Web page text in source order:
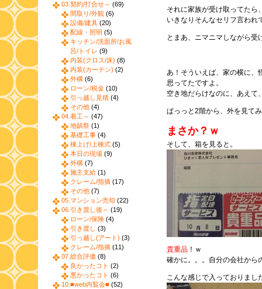
それに家族が受け取ってたら
いきなりそんなセリフ言われ
とまあ、ニマニマしながら受
あ！そういえば、家の横に、
思ってたですよ。
空き地だらけなのに、あえて
ぱっっと2階から、外を見て
まさか？ｗ
そして、箱を見ると。
貴重品 ！ｗ
確かに。。。自分の会社から
こんな感じで入っておりまし
03.契約/打合せ～ (69)
間取り/外観 (6)
設備/建具 (20)
配線・照明 (5)
キッチン/洗面所/お風
呂/トイレ (9)
内装(クロス/床) (8)
内装(カーテン) (2)
外構 (6)
ローン/税金 (10)
引っ越し見積 (4)
その他 (4)
04.着工～ (47)
地鎮祭 (1)
基礎工事 (4)
棟上げ/上棟式 (5)
本日の現場 (9)
外構 (7)
施主支給 (1)
クレーム/指摘 (17)
その他 (7)
05.マンション売却 (22)
06.引き渡し後～ (19)
ローン/保険 (4)
引き渡し (3)
引っ越し(アート) (3)
クレーム/指摘 (11)
07.総合評価 (8)
良かったコト (2)
悪かったコト (6)
10.■web内覧会■ (52)